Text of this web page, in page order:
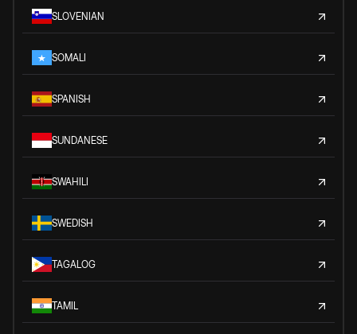
SLOVENIAN
SOMALI
SPANISH
SUNDANESE
SWAHILI
SWEDISH
TAGALOG
TAMIL